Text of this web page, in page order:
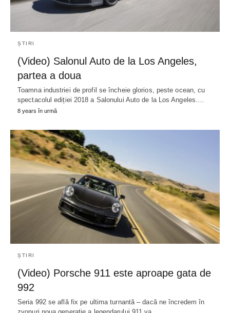
ȘTIRI
(Video) Salonul Auto de la Los Angeles,
partea a doua
Toamna industriei de profil se încheie glorios, peste ocean, cu
spectacolul ediției 2018 a Salonului Auto de la Los Angeles.…
8 years în urmă
ȘTIRI
(Video) Porsche 911 este aproape gata de
992
Seria 992 se află fix pe ultima turnantă – dacă ne încredem în